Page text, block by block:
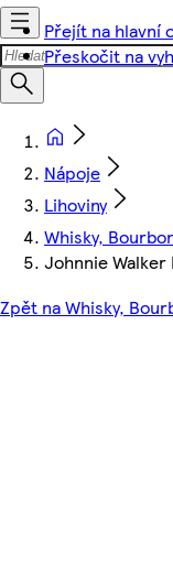
Přejít na hlavní
Přeskočit na
Nápoje
Lihoviny
Whisky,
Johnnie Walker
Zpět na Whisky,